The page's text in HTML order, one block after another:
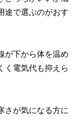
途で選ぶのがおす
が下から体を温め
く電気代も抑えら
さが気になる方に